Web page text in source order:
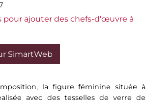
pour ajouter des chefs-d'œuvre à
SimartWeb
la figure féminine située à
avec des tesselles de verre de